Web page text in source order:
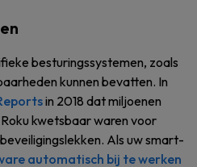
besturingssystemen, zoals
kunnen bevatten. In
in 2018 dat miljoenen
kwetsbaar waren voor
Als uw smart-
automatisch bij te werken